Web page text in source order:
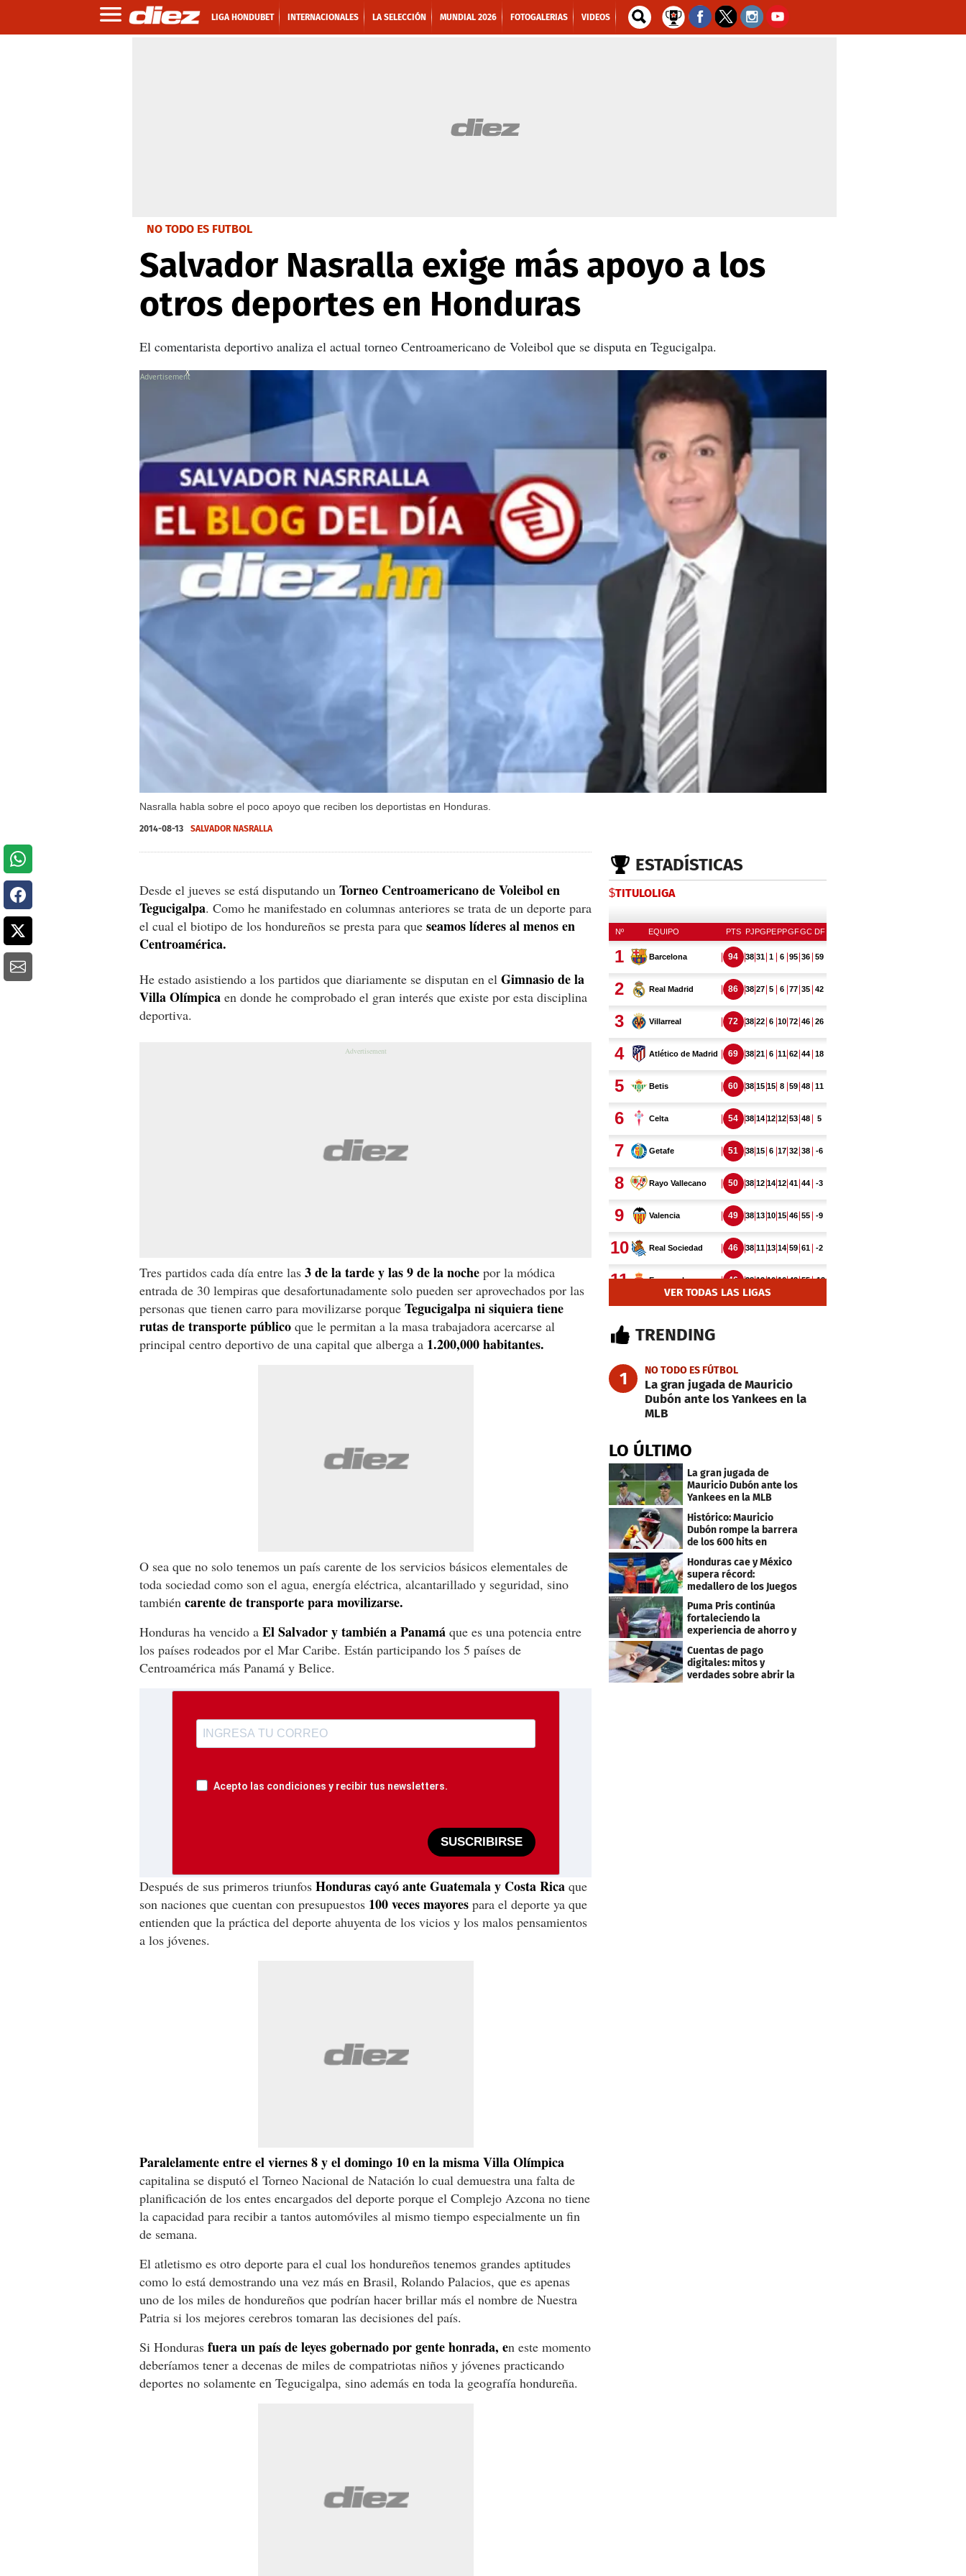
LIGA HONDUBET INTERNACIONALES LA SELECCIÓN MUNDIAL 2026 FOTOGALERIAS VIDEOS
NO TODO ES FUTBOL
Salvador Nasralla exige más apoyo a los
otros deportes en Honduras
El comentarista deportivo analiza el actual torneo Centroamericano de Voleibol que se disputa en Tegucigalpa.
Nasralla habla sobre el poco apoyo que reciben los deportistas en Honduras.
X
2014-08-13 SALVADOR NASRALLA
Desde el jueves se está disputando un Torneo Centroamericano de Voleibol en
Tegucigalpa. Como he manifestado en columnas anteriores se trata de un deporte para
el cual el biotipo de los hondureños se presta para que seamos líderes al menos en
Centroamérica.
He estado asistiendo a los partidos que diariamente se disputan en el Gimnasio de la
Villa Olímpica en donde he comprobado el gran interés que existe por esta disciplina
deportiva.
Tres partidos cada día entre las 3 de la tarde y las 9 de la noche por la módica
entrada de 30 lempiras que desafortunadamente solo pueden ser aprovechados por las
personas que tienen carro para movilizarse porque Tegucigalpa ni siquiera tiene
rutas de transporte público que le permitan a la masa trabajadora acercarse al
principal centro deportivo de una capital que alberga a 1.200,000 habitantes.
O sea que no solo tenemos un país carente de los servicios básicos elementales de
toda sociedad como son el agua, energía eléctrica, alcantarillado y seguridad, sino
también carente de transporte para movilizarse.
Honduras ha vencido a El Salvador y también a Panamá que es una potencia entre
los países rodeados por el Mar Caribe. Están participando los 5 países de
Centroamérica más Panamá y Belice.
Acepto las condiciones y recibir tus newsletters.
SUSCRIBIRSE
Después de sus primeros triunfos Honduras cayó ante Guatemala y Costa Rica que
son naciones que cuentan con presupuestos 100 veces mayores para el deporte ya que
entienden que la práctica del deporte ahuyenta de los vicios y los malos pensamientos
a los jóvenes.
Paralelamente entre el viernes 8 y el domingo 10 en la misma Villa Olímpica
capitalina se disputó el Torneo Nacional de Natación lo cual demuestra una falta de
planificación de los entes encargados del deporte porque el Complejo Azcona no tiene
la capacidad para recibir a tantos automóviles al mismo tiempo especialmente un fin
de semana.
El atletismo es otro deporte para el cual los hondureños tenemos grandes aptitudes
como lo está demostrando una vez más en Brasil, Rolando Palacios, que es apenas
uno de los miles de hondureños que podrían hacer brillar más el nombre de Nuestra
Patria si los mejores cerebros tomaran las decisiones del país.
Si Honduras fuera un país de leyes gobernado por gente honrada, en este momento
deberíamos tener a decenas de miles de compatriotas niños y jóvenes practicando
deportes no solamente en Tegucigalpa, sino además en toda la geografía hondureña.
ESTADÍSTICAS
$TITULOLIGA
VER TODAS LAS LIGAS
TRENDING
1 NO TODO ES FÚTBOL
La gran jugada de Mauricio
Dubón ante los Yankees en la
MLB
LO ÚLTIMO
La gran jugada de
Mauricio Dubón ante los
Yankees en la MLB
Histórico: Mauricio
Dubón rompe la barrera
de los 600 hits en
Honduras cae y México
supera récord:
medallero de los Juegos
Centroamericanos
Puma Pris continúa
fortaleciendo la
experiencia de ahorro y
clientes
Cuentas de pago
digitales: mitos y
verdades sobre abrir la